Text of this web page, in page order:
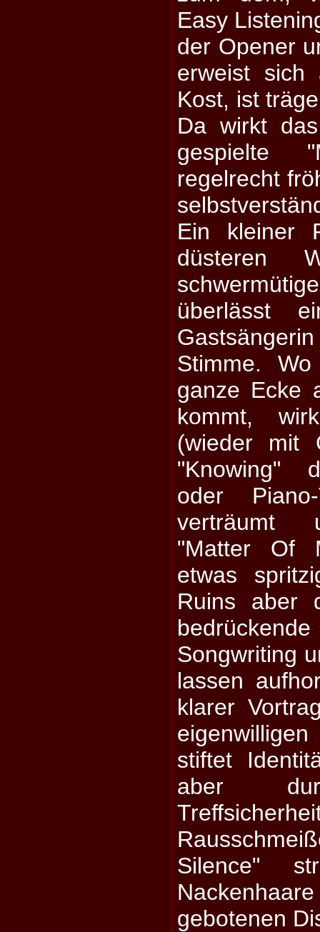
Easy
der Opener
erweist sich
Kost, ist
Da wirkt
gespielte
regelrecht
Ein kleiner
düsteren
überlässt
Stimme.
ganze Ecke
kommt,
(wieder mit
"Knowing"
oder
verträumt
"Matter Of
etwas
Ruins aber
Songwriting
lassen
klarer
stiftet
aber
Silence"
gebotenen